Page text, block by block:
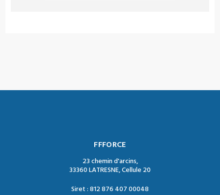
FFFORCE
23 chemin d'arcins,
33360 LATRESNE, Cellule 20
Siret : 812 876 407 00048